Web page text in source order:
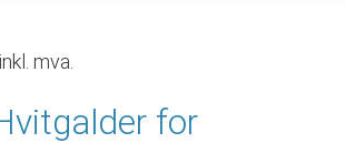
mva.
for